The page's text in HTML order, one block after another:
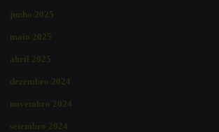
junho 2025
maio 2025
abril 2025
dezembro 2024
novembro 2024
setembro 2024